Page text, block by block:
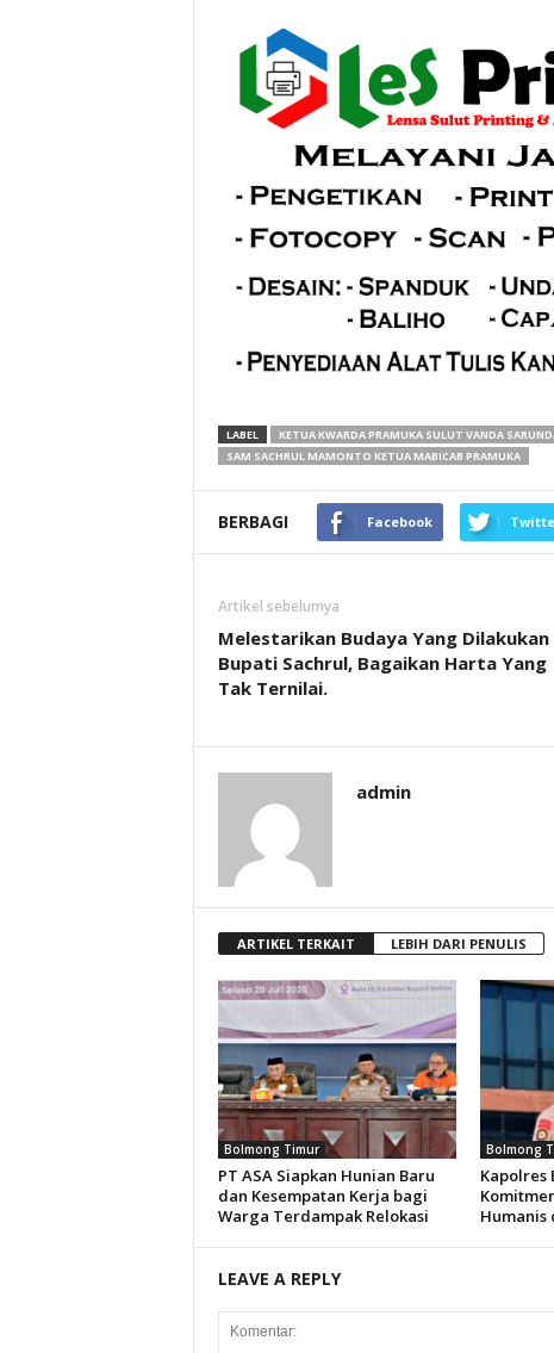
LABEL KETUA KWARDA PRAMUKA SULUT VANDA
SAM SACHRUL MAMONTO KETUA MABICAB PRAMUKA
BERBAGI Facebook
Artikel sebelumya
Melestarikan Budaya Yang Dilakukan
Bupati Sachrul, Bagaikan Harta Yang
Tak Ternilai.
admin
ARTIKEL TERKAIT LEBIH DARI PENULIS
Bolmong Timur
PT ASA Siapkan Hunian Baru
dan Kesempatan Kerja bagi
Warga Terdampak Relokasi
Bolmong
Kapolres
Humanis
LEAVE A REPLY